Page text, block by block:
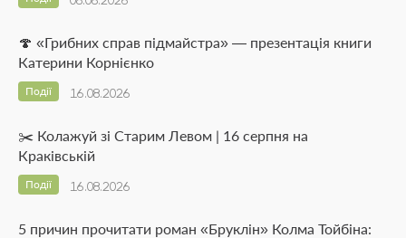
🍄 «Грибних справ підмайстра» — презентація книги
Катерини Корнієнко
16.08.2026
Події
✂️ Колажуй зі Старим Левом | 16 серпня на
Краківській
16.08.2026
Події
5 причин прочитати роман «Бруклін» Колма Тойбіна: